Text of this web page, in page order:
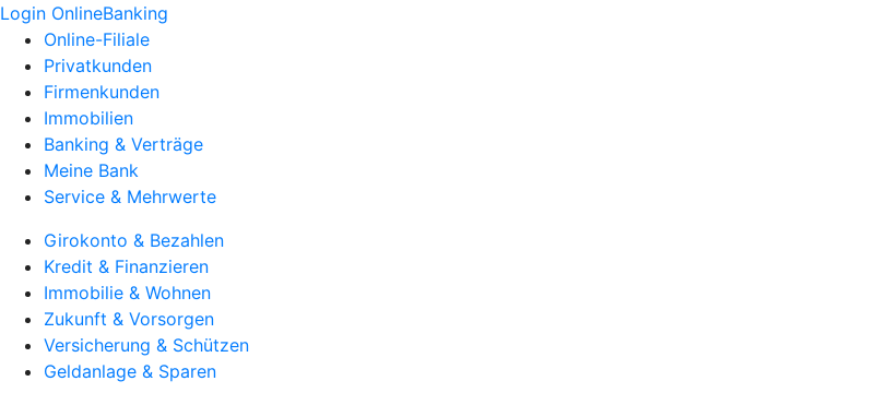
Login OnlineBanking
Online-Filiale
Privatkunden
Firmenkunden
Immobilien
Banking & Verträge
Meine Bank
Service & Mehrwerte
Girokonto & Bezahlen
Kredit & Finanzieren
Immobilie & Wohnen
Zukunft & Vorsorgen
Versicherung & Schützen
Geldanlage & Sparen